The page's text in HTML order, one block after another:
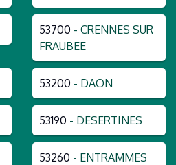
53700 - CRENNES SUR
FRAUBEE
53200 - DAON
53190 - DESERTINES
53260 - ENTRAMMES